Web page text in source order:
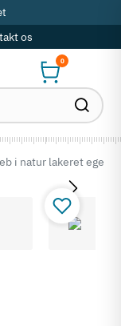
os
0
i natur lakeret